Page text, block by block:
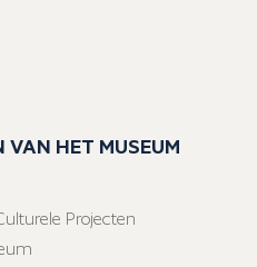
VAN HET MUSEUM
Projecten